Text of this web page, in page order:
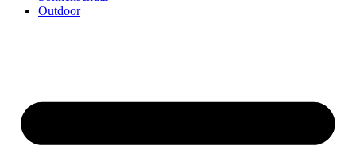
Outdoor